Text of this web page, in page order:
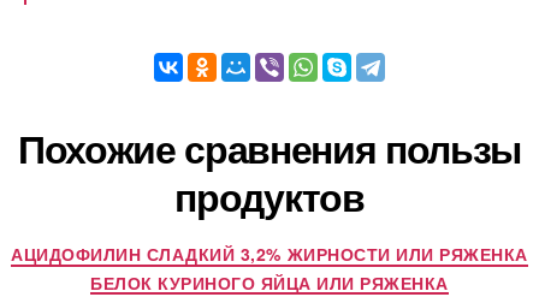
Похожие сравнения пользы
продуктов
АЦИДОФИЛИН СЛАДКИЙ 3,2% ЖИРНОСТИ ИЛИ РЯЖЕНКА
БЕЛОК КУРИНОГО ЯЙЦА ИЛИ РЯЖЕНКА